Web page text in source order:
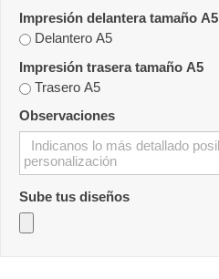
Impresión delantera tamaño A5
Delantero A5
Impresión trasera tamaño A5
Trasero A5
Observaciones
Sube tus diseños